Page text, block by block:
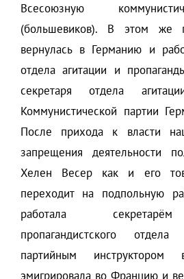
Всесоюзную
(большевиков). В этом же
вернулась в Германию и
отдела агитации и
секретаря отдела
Коммунистической партии
После прихода к власти
запрещения деятельности
Хелен Весер как и его
переходит на подпольную
работала
пропагандистского
партийным
эмигрировала во Францию и